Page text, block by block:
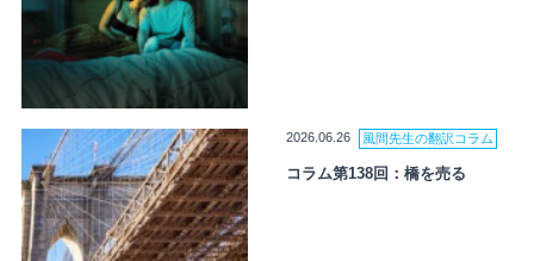
2026.06.26 風間先生の翻訳コラム
コラム第138回：橋を売る